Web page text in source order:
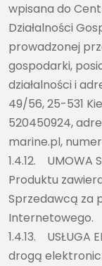
wpisana do
Działalności
prowadzonej
gospodarki,
działalności i
49/56, 25-531
520450924,
marine.pl, numer
1.4.12. UMOWA
Produktu
Sprzedawcą za
Internetowego.
1.4.13. USŁUGA
drogą